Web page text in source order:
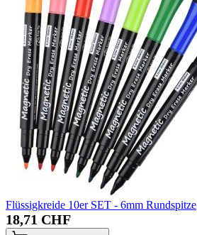
Flüssigkreide 10er SET - 6mm Rundspitze
18,71 CHF